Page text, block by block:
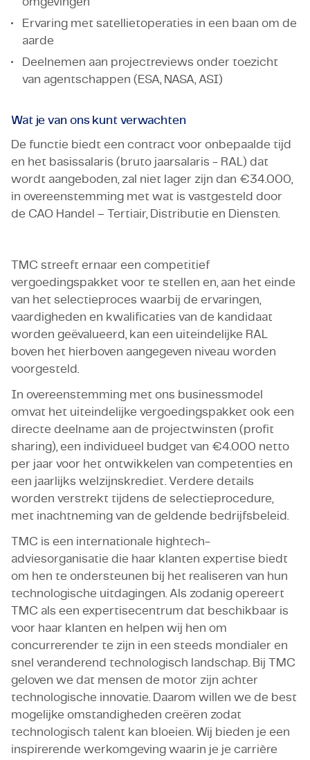
Ervaring met satellietoperaties in een baan om de
aarde
Deelnemen aan projectreviews onder toezicht
van agentschappen (ESA, NASA, ASI)
Wat je van ons kunt verwachten
De functie biedt een contract voor onbepaalde tijd
en het basissalaris (bruto jaarsalaris - RAL) dat
wordt aangeboden, zal niet lager zijn dan €34.000,
in overeenstemming met wat is vastgesteld door
de CAO Handel – Tertiair, Distributie en Diensten.
TMC streeft ernaar een competitief
vergoedingspakket voor te stellen en, aan het einde
van het selectieproces waarbij de ervaringen,
vaardigheden en kwalificaties van de kandidaat
worden geëvalueerd, kan een uiteindelijke RAL
boven het hierboven aangegeven niveau worden
voorgesteld.
In overeenstemming met ons businessmodel
omvat het uiteindelijke vergoedingspakket ook een
directe deelname aan de projectwinsten (profit
sharing), een individueel budget van €4.000 netto
per jaar voor het ontwikkelen van competenties en
een jaarlijks welzijnskrediet. Verdere details
worden verstrekt tijdens de selectieprocedure,
met inachtneming van de geldende bedrijfsbeleid.
TMC is een internationale hightech-
adviesorganisatie die haar klanten expertise biedt
om hen te ondersteunen bij het realiseren van hun
technologische uitdagingen. Als zodanig opereert
TMC als een expertisecentrum dat beschikbaar is
voor haar klanten en helpen wij hen om
concurrerender te zijn in een steeds mondialer en
snel veranderend technologisch landschap. Bij TMC
geloven we dat mensen de motor zijn achter
technologische innovatie. Daarom willen we de best
mogelijke omstandigheden creëren zodat
technologisch talent kan bloeien. Wij bieden je een
inspirerende werkomgeving waarin je je carrière